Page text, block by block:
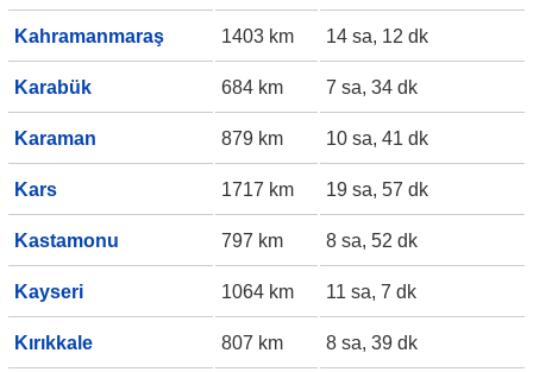
Kahramanmaraş 1403 km 14 sa, 12 dk
Karabük 684 km 7 sa, 34 dk
Karaman 879 km 10 sa, 41 dk
Kars 1717 km 19 sa, 57 dk
Kastamonu 797 km 8 sa, 52 dk
Kayseri 1064 km 11 sa, 7 dk
Kırıkkale 807 km 8 sa, 39 dk